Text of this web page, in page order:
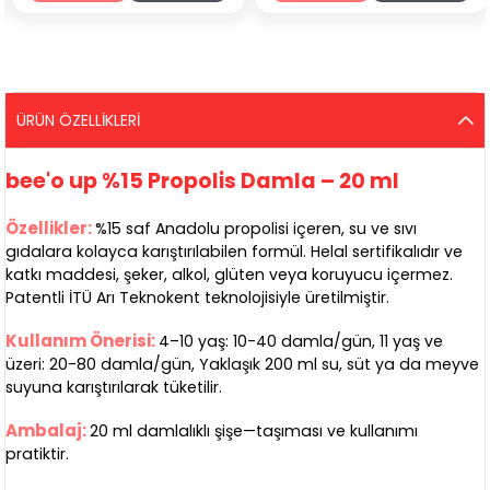
ÜRÜN ÖZELLIKLERI
bee'o up %15 Propolis Damla – 20 ml
Özellikler:%15 saf Anadolu propolisi içeren, su ve sıvı
gıdalara kolayca karıştırılabilen formül. Helal sertifikalıdır ve
katkı maddesi, şeker, alkol, glüten veya koruyucu içermez.
Patentli İTÜ Arı Teknokent teknolojisiyle üretilmiştir.
Kullanım Önerisi: 4–10 yaş: 10-40 damla/gün, 11 yaş ve
üzeri: 20-80 damla/gün, Yaklaşık 200 ml su, süt ya da meyve
suyuna karıştırılarak tüketilir.
Ambalaj:20 ml damlalıklı şişe—taşıması ve kullanımı
pratiktir.